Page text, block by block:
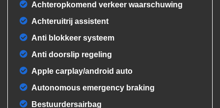
Achteropkomend verkeer waarschuwing
Achteruitrij assistent
Anti blokkeer systeem
Anti doorslip regeling
Apple carplay/android auto
Autonomous emergency braking
Bestuurdersairbag